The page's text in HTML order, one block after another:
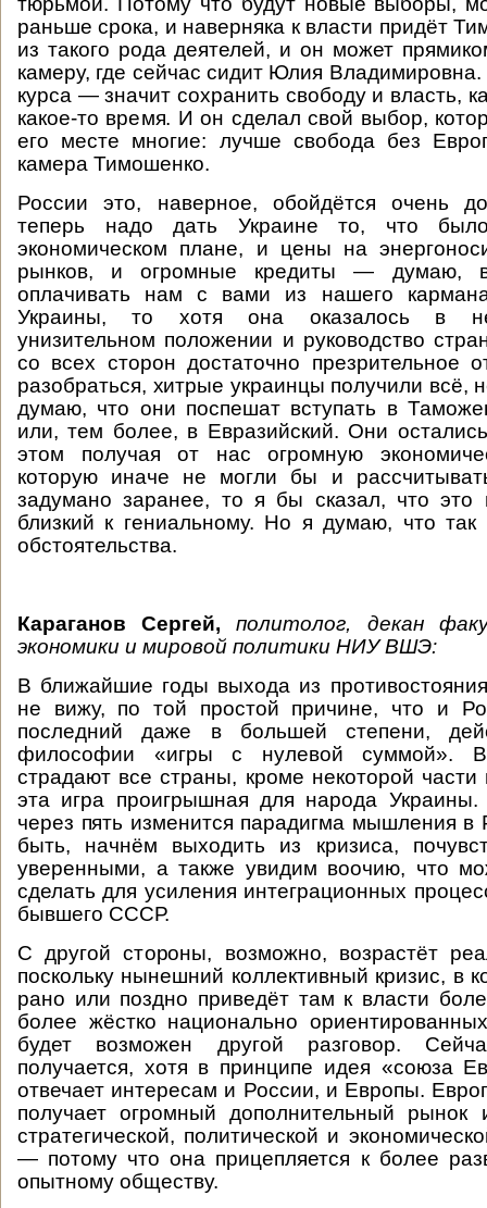
раньше срока, и наверняка к власти придёт
из такого рода деятелей, и он может
камеру, где сейчас сидит Юлия Владимировна.
курса — значит сохранить свободу и власть,
какое-то время. И он сделал свой выбор,
его месте многие: лучше свобода без
камера Тимошенко.
России это, наверное, обойдётся очень
теперь надо дать Украине то, что
экономическом плане, и цены на
рынков, и огромные кредиты — думаю,
оплачивать нам с вами из нашего
Украины, то хотя она оказалось в
унизительном положении и руководство
со всех сторон достаточно презрительное
разобраться, хитрые украинцы получили всё,
думаю, что они поспешат вступать в
или, тем более, в Евразийский. Они
этом получая от нас огромную
которую иначе не могли бы и
задумано заранее, то я бы сказал, что это
близкий к гениальному. Но я думаю, что так
обстоятельства.
Караганов Сергей,политолог, декан
экономики и мировой политики НИУ ВШЭ:
В ближайшие годы выхода из
не вижу, по той простой причине, что и
последний даже в большей степени,
философии «игры с нулевой суммой». В
страдают все страны, кроме некоторой
эта игра проигрышная для народа
через пять изменится парадигма мышления
быть, начнём выходить из кризиса,
уверенными, а также увидим воочию, что
сделать для усиления интеграционных
бывшего СССР.
С другой стороны, возможно, возрастёт
поскольку нынешний коллективный кризис, в
рано или поздно приведёт там к власти
более жёстко национально
будет возможен другой разговор.
получается, хотя в принципе идея «союза
отвечает интересам и России, и Европы.
получает огромный дополнительный рынок
стратегической, политической и
— потому что она прицепляется к более
опытному обществу.